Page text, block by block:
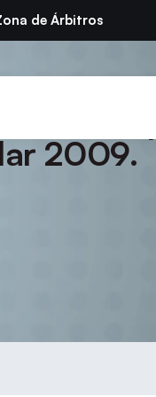
de Árbitros
de
2009.